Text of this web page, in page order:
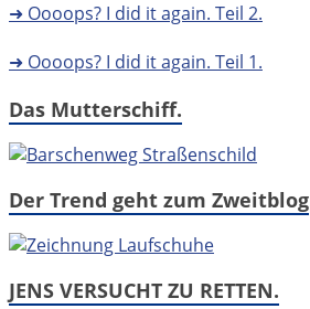
➜ Oooops? I did it again. Teil 2.
➜ Oooops? I did it again. Teil 1.
Das Mutterschiff.
Der Trend geht zum Zweitblog
JENS VERSUCHT ZU RETTEN.